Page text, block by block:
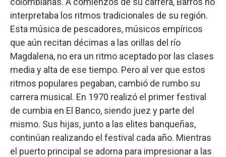
interpretaba los ritmos tradicionales de su región.
Esta música de pescadores, músicos empíricos
que aún recitan décimas a las orillas del río
Magdalena, no era un ritmo aceptado por las clases
media y alta de ese tiempo. Pero al ver que estos
ritmos populares pegaban, cambió de rumbo su
carrera musical. En 1970 realizó el primer festival
de cumbia en El Banco, siendo juez y parte del
mismo. Sus hijas, junto a las elites banqueñas,
continúan realizando el festival cada año. Mientras
el puerto principal se adorna para impresionar a las